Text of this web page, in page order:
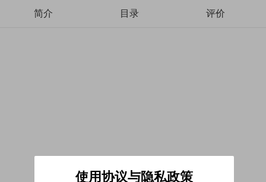
简介 目录 评价
使用协议与隐私政策